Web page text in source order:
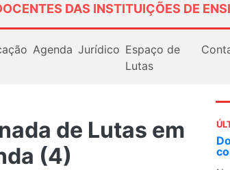
DAS INSTITUIÇÕES DE
Agenda Jurídico Espaço de
Lutas
de Lutas em
(4)